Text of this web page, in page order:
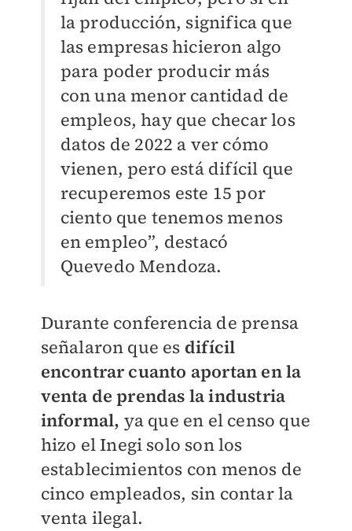
la producción, significa que
las empresas hicieron algo
para poder producir más
con una menor cantidad de
empleos, hay que checar los
datos de 2022 a ver cómo
vienen, pero está difícil que
recuperemos este 15 por
ciento que tenemos menos
en empleo”, destacó
Quevedo Mendoza.
Durante conferencia de prensa
señalaron que es difícil
encontrar cuanto aportan en la
venta de prendas la industria
informal, ya que en el censo que
hizo el Inegi solo son los
establecimientos con menos de
cinco empleados, sin contar la
venta ilegal.